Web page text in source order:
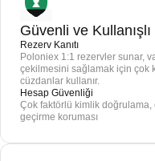
Güvenli ve Kullanışlı
Rezerv Kanıtı
Poloniex 1:1 rezervler sunar,
çekilmesini sağlamak için çok
cüzdanlar kullanır.
Hesap Güvenliği
Çok faktörlü kimlik doğrulama,
geçirme koruması